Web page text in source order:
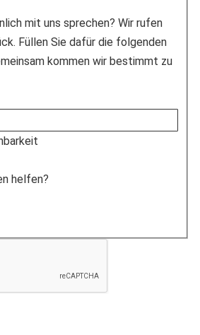
mit uns sprechen? Wir rufen
Füllen Sie dafür die folgenden
kommen wir bestimmt zu
helfen?